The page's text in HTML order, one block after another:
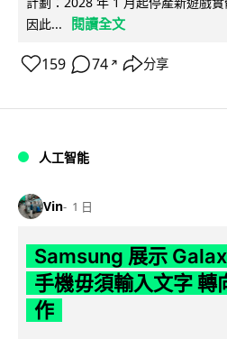
因此...
閱讀全文
159 74 ↗ 分享
人工智能
Vin 1 日
Samsung 展示
手機毋須輸入文字 轉
作